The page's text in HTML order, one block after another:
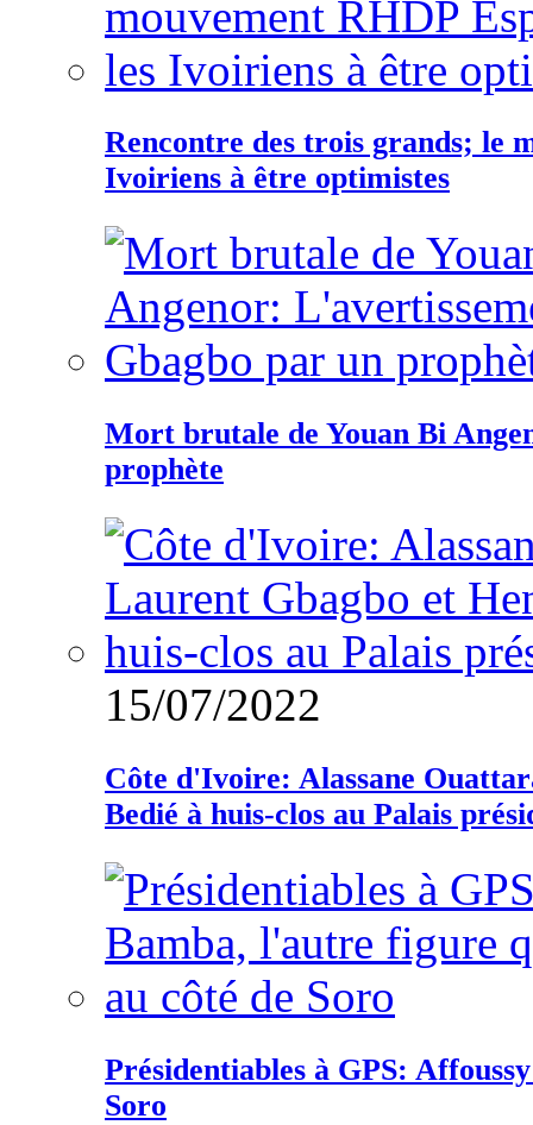
Rencontre des trois grands; le
Ivoiriens à être optimistes
Mort brutale de Youan Bi
prophète
15/07/2022
Côte d'Ivoire: Alassane
Bedié à huis-clos au Palais
Présidentiables à GPS:
Soro